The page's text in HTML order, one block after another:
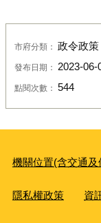
市府分類： 政令政策
發布日期： 2023-06-
點閱次數： 544
機關位置(含交通及
隱私權政策 資